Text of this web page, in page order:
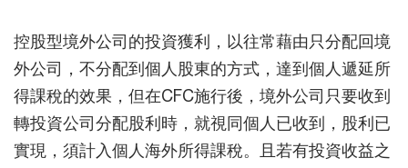
控股型境外公司的投資獲利，以往常藉由只分配回境
外公司，不分配到個人股東的方式，達到個人遞延所
得課稅的效果，但在CFC施行後，境外公司只要收到
轉投資公司分配股利時，就視同個人已收到，股利已
實現，須計入個人海外所得課稅。且若有投資收益之